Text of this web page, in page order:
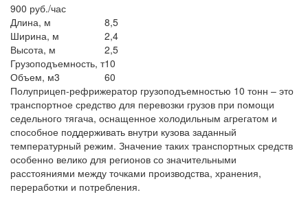
900 руб./час
Длина, м
8,5
Ширина, м
2,4
Высота, м
2,5
Грузоподъемность, т10
Объем, м3
60
Полуприцеп-рефрижератор грузоподъемностью 10 тонн – это
транспортное средство для перевозки грузов при помощи
седельного тягача, оснащенное холодильным агрегатом и
способное поддерживать внутри кузова заданный
температурный режим. Значение таких транспортных средств
особенно велико для регионов со значительными
расстояниями между точками производства, хранения,
переработки и потребления.